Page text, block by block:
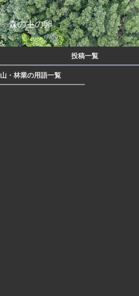
森の主の卵
投稿一覧
山・林業の用語一覧